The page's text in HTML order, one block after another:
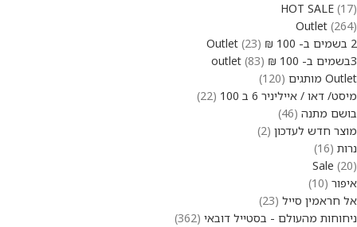
HOT SALE 17
Outlet 264
2 בשמים ב- 100 ₪ Outlet
23
3בשמים ב- 100 ₪ outlet
83
Outlet מותגים
120
מיסט/ דאו / אייליניר 6 ב 100
22
בושם מתנה 46
מוצר חדש לעדכון 2
נרות 16
Sale 20
איפור 10
אל חראמין סייל 23
ניחוחות מהעולם - בסטייל דובאי 362